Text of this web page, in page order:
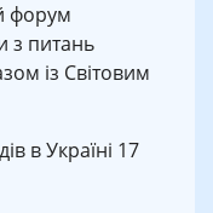
форум
з питань
із Світовим
в Україні 17